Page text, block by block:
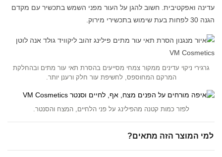
עדינה ואפקטיבית. חשוב להגן על העור מפני השמש בתכשיר עם מקדם
הגנה 30 לפחות בעת שימוש בתכשירי מירוק.
גרגירי ניקוי עדינים ממקור צמחי מסייעים בהסרת תאי עור מתים ובהחלקת
המרקם המחוספס, לחשיפת עור חלק ורענן יותר.
לפזר כמות קטנה מהפילינג על פני הלחיים, המצח והסנטר.
למי המוצר הזה מתאים?